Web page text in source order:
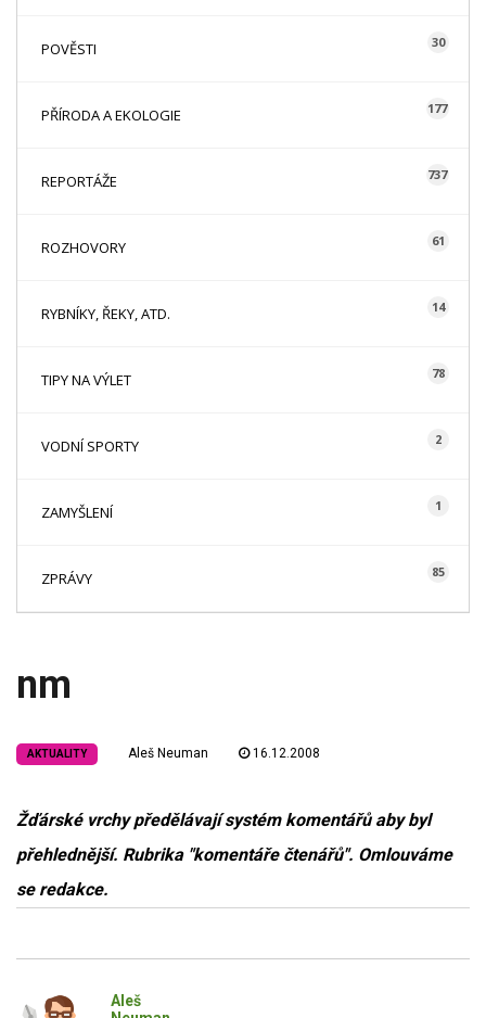
POVĚSTI 30
PŘÍRODA A EKOLOGIE 177
REPORTÁŽE 737
ROZHOVORY 61
RYBNÍKY, ŘEKY, ATD. 14
TIPY NA VÝLET 78
VODNÍ SPORTY 2
ZAMYŠLENÍ 1
ZPRÁVY 85
nm
AKTUALITY Aleš Neuman 16.12.2008
Žďárské vrchy předělávají systém komentářů aby byl
přehlednější. Rubrika "komentáře čtenářů". Omlouváme
se redakce.
Aleš